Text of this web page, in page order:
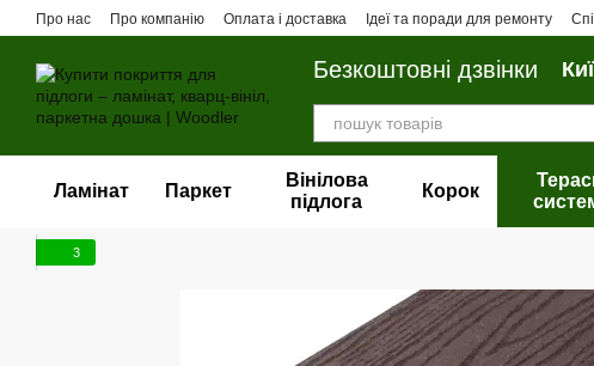
Перейти до основного контенту
Про нас Про компанію Оплата і доставка Ідеї та поради для ремонту
Безкоштовні дзвінки
Ламінат Паркет
Вінілова
пiдлога
Корок
3